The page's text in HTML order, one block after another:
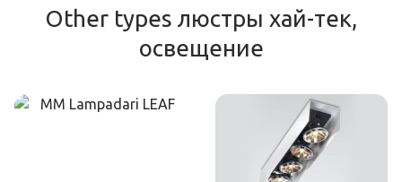
Other types люстры хай-тек,
освещение